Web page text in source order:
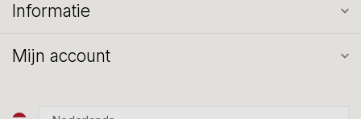
Informatie
Mijn account